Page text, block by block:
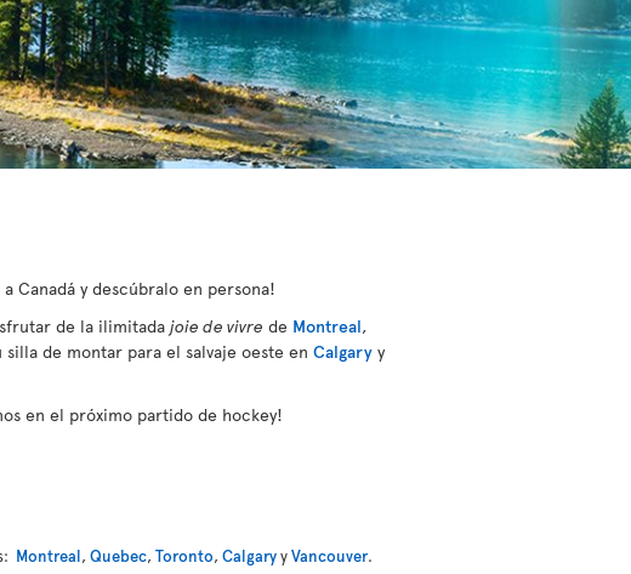
Canadá y descúbralo en persona!
de la ilimitada joie de vivre de Montreal,
silla de montar para el salvaje oeste en Calgary y
en el próximo partido de hockey!
Montreal, Quebec, Toronto, CalgaryyVancouver.